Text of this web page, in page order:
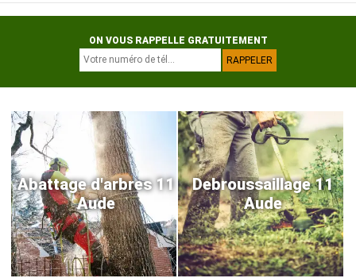
ON VOUS RAPPELLE GRATUITEMENT
Abattage d'arbres 11
Aude
Debroussaillage 11
Aude